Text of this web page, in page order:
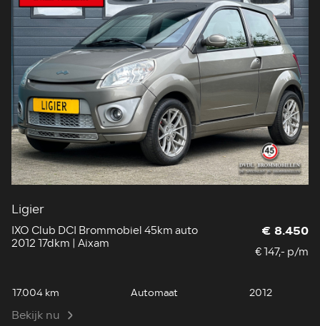
Ligier
IXO Club DCI Brommobiel 45km auto
2012 17dkm | Aixam
€ 8.450
€ 147,- p/m
17.004 km Automaat 2012
Bekijk nu